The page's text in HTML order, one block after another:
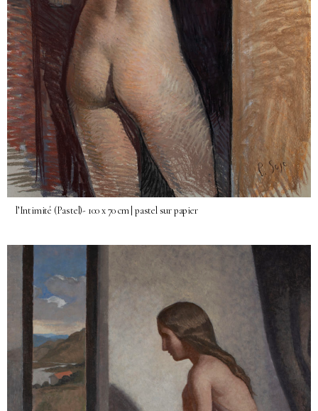
l’Intimité (Pastel)- 100 x 70 cm | pastel sur papier